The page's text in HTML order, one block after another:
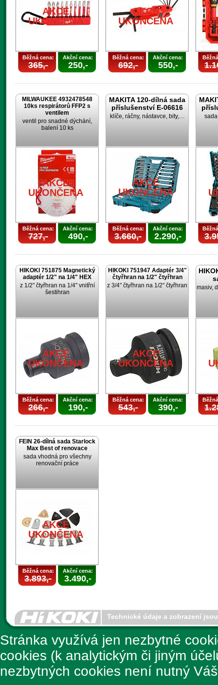
AKCE
UKONČENA
Běžná cena:
365,-
Akční cena:
250,-
AKCE
UKONČENA
Běžná cena:
692,-
Akční cena:
550,-
MILWAUKEE 4932478548
10ks respirátorů FFP2 s
ventilem
ventil pro snadné dýchání,
balení 10 ks
AKCE
UKONČENA
Běžná cena:
727,-
Akční cena:
490,-
MAKITA 120-dílná sada
příslušenství E-06616
klíče, ráčny, nástavce, bity,…
AKCE
UKONČENA
Běžná cena:
3.660,-
Akční cena:
2.290,-
HIKOKI 751875 Magnetický
adaptér 1/2" na 1/4" HEX
z 1/2" čtyřhran na 1/4" vnitřní
šestihran
AKCE
UKONČENA
Běžná cena:
266,-
Akční cena:
190,-
HIKOKI 751947 Adaptér 3/4"
čtyřhran na 1/2" čtyřhran
z 3/4" čtyřhran na 1/2" čtyřhran
AKCE
UKONČENA
Běžná cena:
543,-
Akční cena:
390,-
masiv,
FEIN 26-dílná sada Starlock
Max Best of renovace
sada vhodná pro všechny
renovační práce
AKCE
UKONČENA
Běžná cena:
3.893,-
Akční cena:
3.490,-
Technické údaje a zobrazení
Stránka využívá jen nezbytné
cookies (k analytickým či jiným
nezbytných cookies není nutný